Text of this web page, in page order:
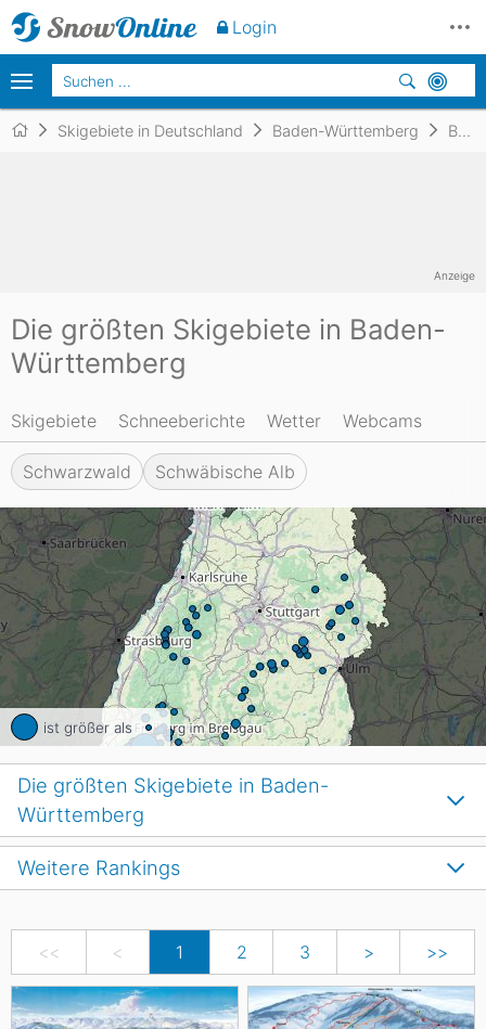
Skigebiete in Deutschland Baden-Württemberg Baden-Württemberg
Die größten Skigebiete in Baden-
Württemberg
Skigebiete Schneeberichte Wetter Webcams
Schwarzwald Schwäbische Alb
ist größer als
<< < 1 2 3 > >>
Weitere Rankings
Die größten Skigebiete in Baden-
Württemberg
Anzeige
Login